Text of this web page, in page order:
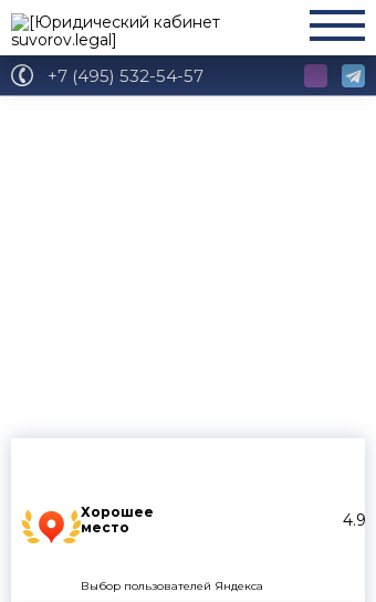
+7 (495) 532-54-57
Хорошее
место
4.9
Выбор пользователей Яндекса